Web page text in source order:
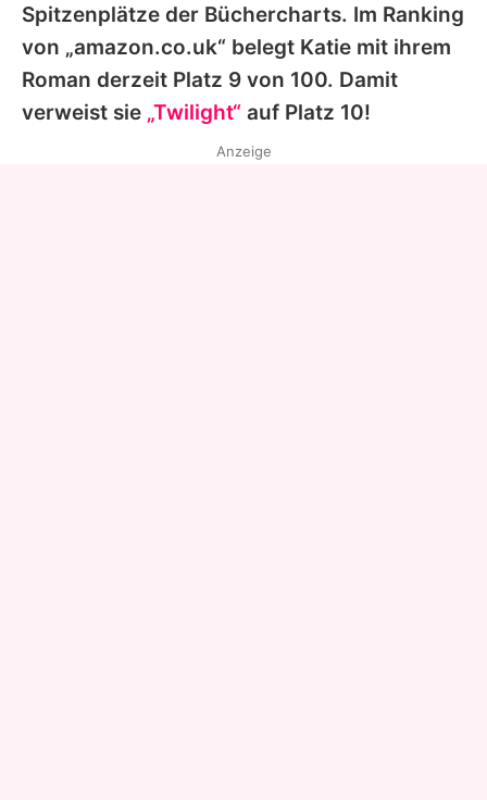
Spitzenplätze der Büchercharts. Im Ranking
von „amazon.co.uk“ belegt Katie mit ihrem
Roman derzeit Platz 9 von 100. Damit
verweist sie „Twilight“ auf Platz 10!
Anzeige